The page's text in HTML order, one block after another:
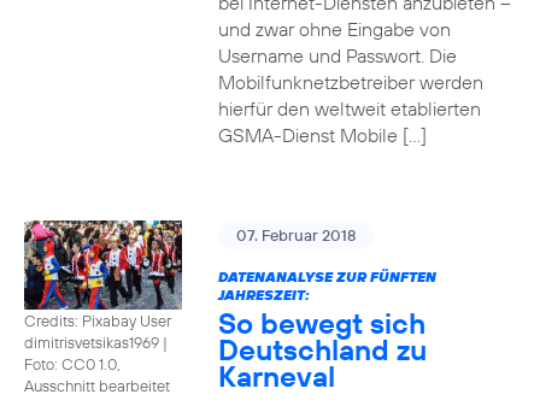
und zwar ohne Eingabe von
Username und Passwort. Die
Mobilfunknetzbetreiber werden
hierfür den weltweit etablierten
GSMA-Dienst Mobile […]
Credits: Pixabay User
dimitrisvetsikas1969 |
Foto: CC0 1.0,
Ausschnitt bearbeitet
07. Februar 2018
DATENANALYSE ZUR FÜNFTEN
JAHRESZEIT:
So bewegt sich
Deutschland zu
Karneval